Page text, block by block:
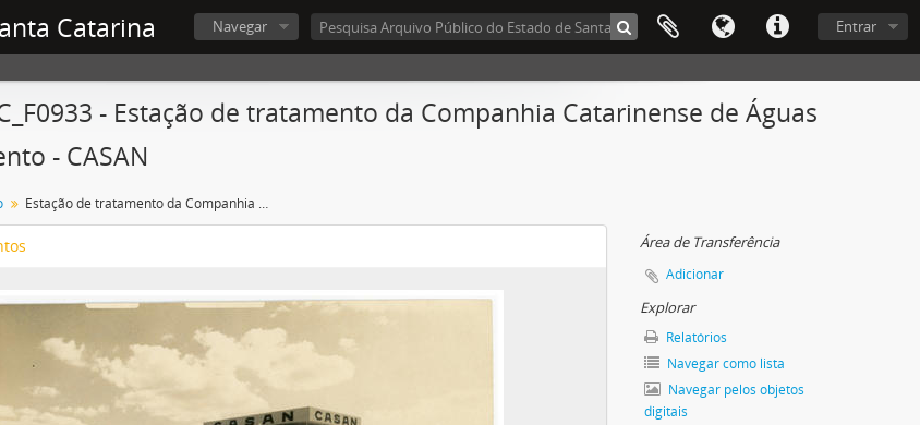
Catarina Entrar
Navegar
- Estação de tratamento da Companhia Catarinense de Águas
- CASAN
Estação de tratamento da Companhia Catarinense de Águas e Saneamento - CASAN
Área de Transferência
Adicionar
Explorar
Relatórios
Navegar como lista
Navegar pelos objetos
digitais